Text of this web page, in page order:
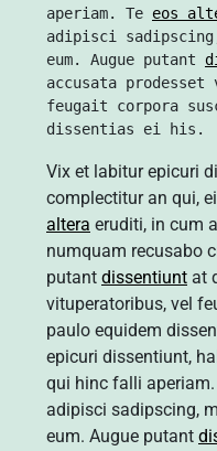
aperiam. Te eos
adipisci sadipscing,
eum. Augue putant
accusata
feugait corpora
dissentias ei his.
Vix et labitur epicuri
complectitur an qui,
altera eruditi, in cum
numquam recusabo
putant dissentiunt at
vituperatoribus, vel
paulo equidem
epicuri dissentiunt,
qui hinc falli aperiam.
adipisci sadipscing,
eum. Augue putant